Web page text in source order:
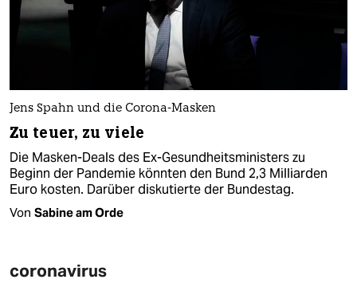
Jens Spahn und die Corona-Masken
Zu teuer, zu viele
Die Masken-Deals des Ex-Gesundheitsministers zu
Beginn der Pandemie könnten den Bund 2,3 Milliarden
Euro kosten. Darüber diskutierte der Bundestag.
Von Sabine am Orde
coronavirus